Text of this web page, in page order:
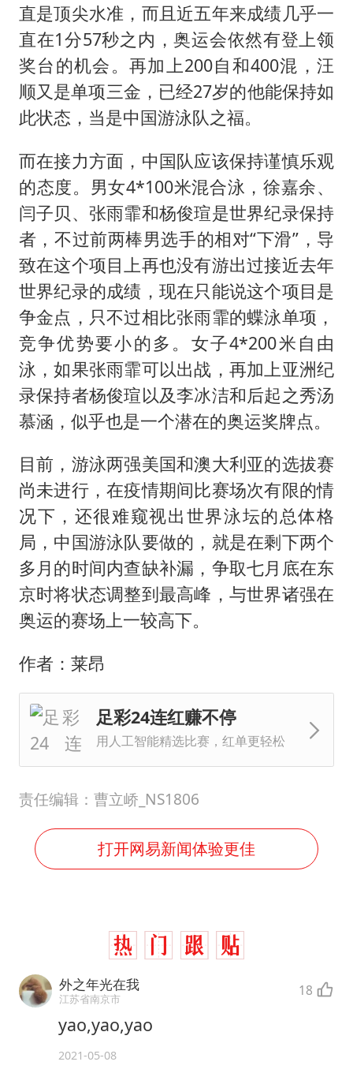
直是顶尖水准，而且近五年来成绩几乎一
直在1分57秒之内，奥运会依然有登上领
奖台的机会。再加上200自和400混，汪
顺又是单项三金，已经27岁的他能保持如
此状态，当是中国游泳队之福。
而在接力方面，中国队应该保持谨慎乐观
的态度。男女4*100米混合泳，徐嘉余、
闫子贝、张雨霏和杨俊瑄是世界纪录保持
者，不过前两棒男选手的相对“下滑”，导
致在这个项目上再也没有游出过接近去年
世界纪录的成绩，现在只能说这个项目是
争金点，只不过相比张雨霏的蝶泳单项，
竞争优势要小的多。女子4*200米自由
泳，如果张雨霏可以出战，再加上亚洲纪
录保持者杨俊瑄以及李冰洁和后起之秀汤
慕涵，似乎也是一个潜在的奥运奖牌点。
目前，游泳两强美国和澳大利亚的选拔赛
尚未进行，在疫情期间比赛场次有限的情
况下，还很难窥视出世界泳坛的总体格
局，中国游泳队要做的，就是在剩下两个
多月的时间内查缺补漏，争取七月底在东
京时将状态调整到最高峰，与世界诸强在
奥运的赛场上一较高下。
作者：莱昂
足彩24连红赚不停
用人工智能精选比赛，红单更轻松
责任编辑：曹立峤_NS1806
打开网易新闻体验更佳
外之年光在我
江苏省南京市 18
yao,yao,yao
2021-05-08